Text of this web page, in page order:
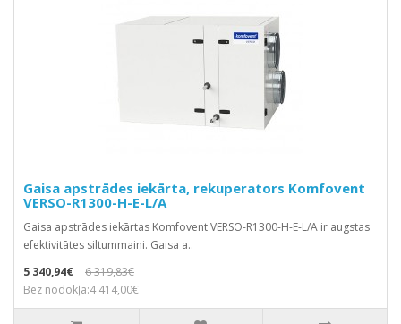
Gaisa apstrādes iekārta, rekuperators Komfovent
VERSO-R1300-H-E-L/A
Gaisa apstrādes iekārtas Komfovent VERSO-R1300-H-E-L/A ir augstas
efektivitātes siltummaini. Gaisa a..
5 340,94€
6 319,83€
Bez nodokļa:4 414,00€